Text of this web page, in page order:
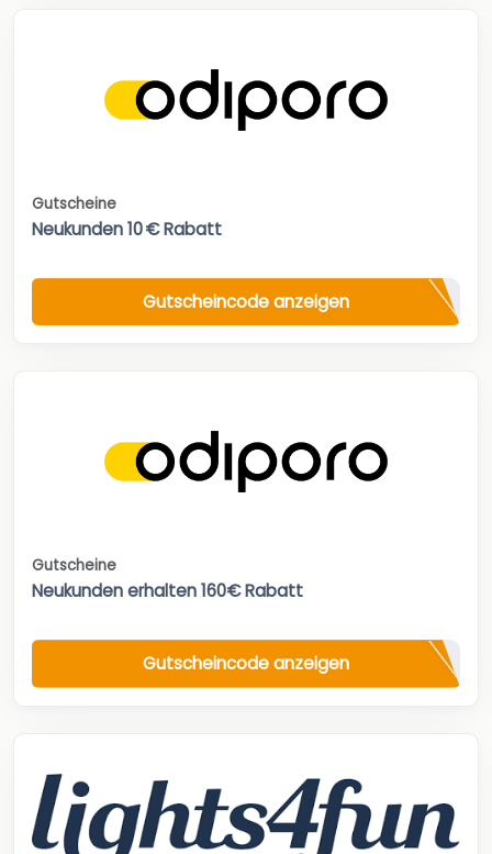
Gutscheine
Neukunden 10 € Rabatt
Gutscheincode anzeigen
Gutscheine
Neukunden erhalten 160€ Rabatt
Gutscheincode anzeigen